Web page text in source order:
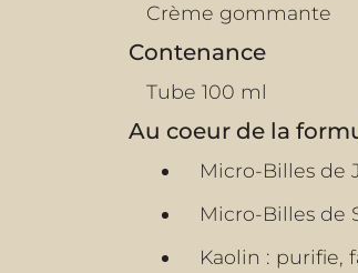
Crème gommante
Contenance
Tube 100 ml
Au coeur de la
Micro-Billes de
Micro-Billes de
Kaolin : purifie,